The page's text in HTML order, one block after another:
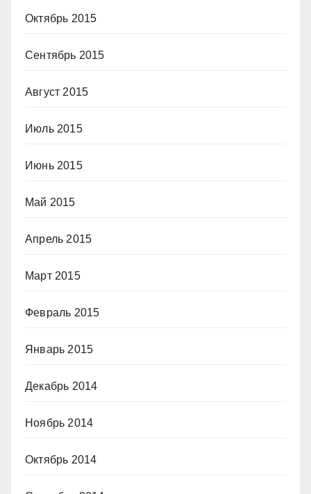
Октябрь 2015
Сентябрь 2015
Август 2015
Июль 2015
Июнь 2015
Май 2015
Апрель 2015
Март 2015
Февраль 2015
Январь 2015
Декабрь 2014
Ноябрь 2014
Октябрь 2014